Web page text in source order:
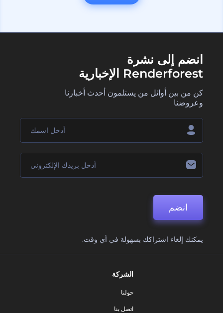
انضم إلى نشرة
Renderforest الإخبارية
كن من بين أوائل من يستلمون أحدث أخبارنا
وعروضنا
انضم
يمكنك إلغاء اشتراكك بسهولة في أي وقت.
الشركة
حولنا
اتصل بنا